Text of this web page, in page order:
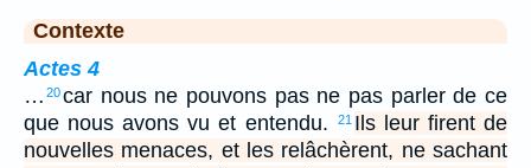
Contexte
Actes 4
… 20car nous ne pouvons pas ne pas parler de ce
que nous avons vu et entendu.
21 Ils leur firent de
nouvelles menaces, et les relâchèrent, ne sachant